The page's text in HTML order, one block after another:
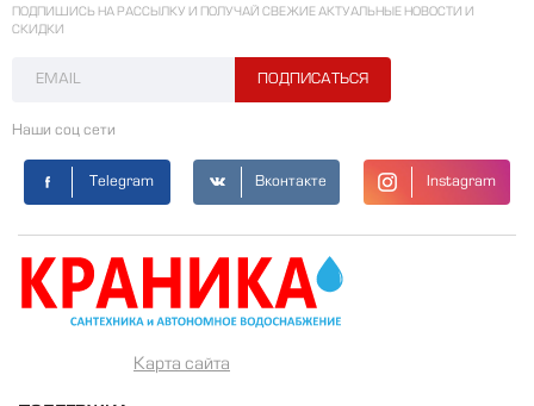
ПОДПИШИСЬ НА РАССЫЛКУ И ПОЛУЧАЙ СВЕЖИЕ АКТУАЛЬНЫЕ НОВОСТИ И
СКИДКИ
Наши соц сети
Telegram Вконтакте Instagram
Карта сайта